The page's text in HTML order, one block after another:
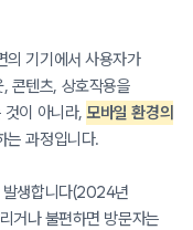
의 기기에서 사용자가
콘텐츠, 상호작용을
것이 아니라,모바일 환경의
는 과정입니다.
생합니다(2024년
거나 불편하면 방문자는